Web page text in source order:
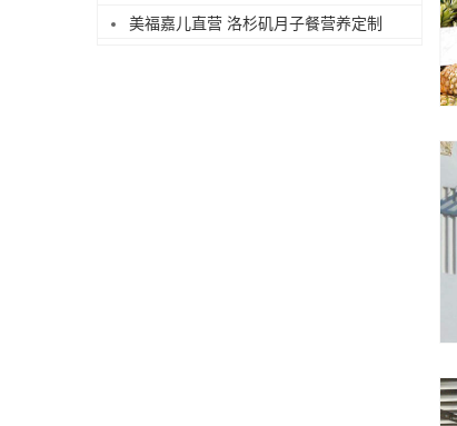
美福嘉儿直营 洛杉矶月子餐营养定制